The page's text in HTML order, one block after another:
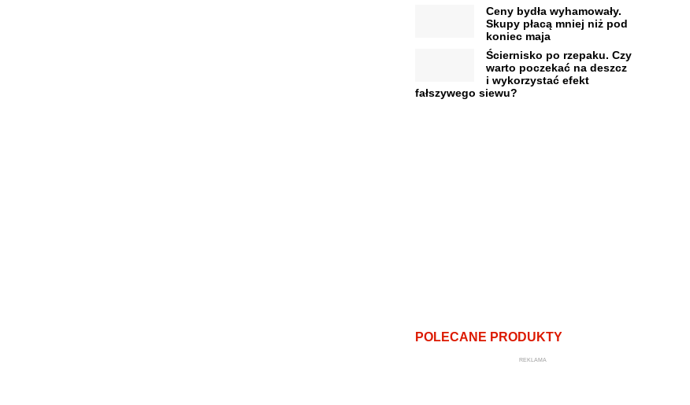
Ceny bydła wyhamowały.
Skupy płacą mniej niż pod
koniec maja
Ściernisko po rzepaku. Czy
warto poczekać na deszcz
i wykorzystać efekt
fałszywego siewu?
POLECANE PRODUKTY
REKLAMA